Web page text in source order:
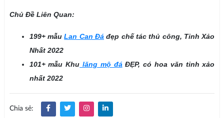
Chủ Đề Liên Quan:
199+ mẫuLan Can Đá đẹp chế tác thủ công, Tinh Xảo
Nhất 2022
101+ mẫu Khu lăng mộ đáĐẸP, có hoa văn tinh xảo
nhất 2022
Chia sẻ: